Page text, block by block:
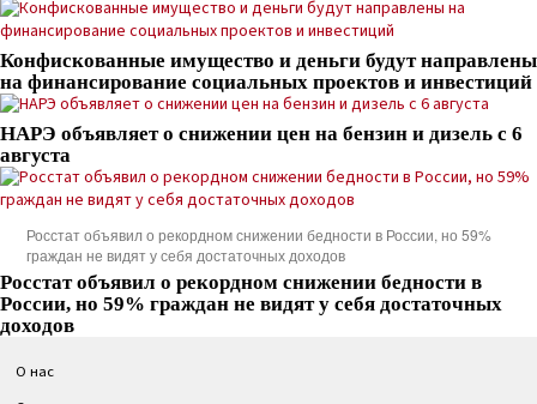
Конфискованные имущество и деньги будут направлены
на финансирование социальных проектов и инвестиций
НАРЭ объявляет о снижении цен на бензин и дизель с 6
августа
Росстат объявил о рекордном снижении бедности в России, но 59%
граждан не видят у себя достаточных доходов
Росстат объявил о рекордном снижении бедности в
России, но 59% граждан не видят у себя достаточных
доходов
О нас